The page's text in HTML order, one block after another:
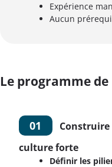
Expérience
Aucun
Le programme
01
culture forte
Définir les